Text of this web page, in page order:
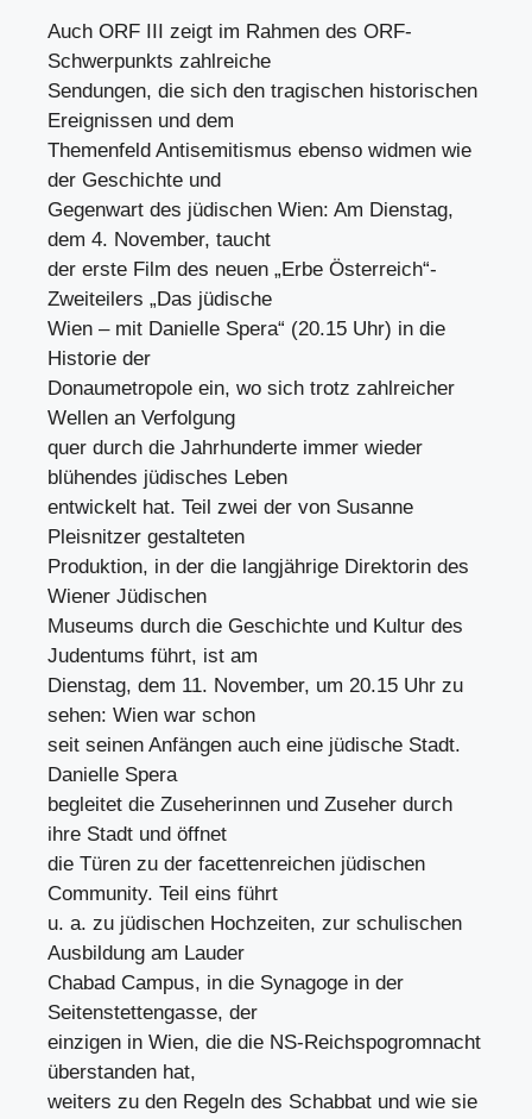
Auch ORF III zeigt im Rahmen des ORF-
Schwerpunkts zahlreiche
Sendungen, die sich den tragischen historischen
Ereignissen und dem
Themenfeld Antisemitismus ebenso widmen wie
der Geschichte und
Gegenwart des jüdischen Wien: Am Dienstag,
dem 4. November, taucht
der erste Film des neuen „Erbe Österreich“-
Zweiteilers „Das jüdische
Wien – mit Danielle Spera“ (20.15 Uhr) in die
Historie der
Donaumetropole ein, wo sich trotz zahlreicher
Wellen an Verfolgung
quer durch die Jahrhunderte immer wieder
blühendes jüdisches Leben
entwickelt hat. Teil zwei der von Susanne
Pleisnitzer gestalteten
Produktion, in der die langjährige Direktorin des
Wiener Jüdischen
Museums durch die Geschichte und Kultur des
Judentums führt, ist am
Dienstag, dem 11. November, um 20.15 Uhr zu
sehen: Wien war schon
seit seinen Anfängen auch eine jüdische Stadt.
Danielle Spera
begleitet die Zuseherinnen und Zuseher durch
ihre Stadt und öffnet
die Türen zu der facettenreichen jüdischen
Community. Teil eins führt
u. a. zu jüdischen Hochzeiten, zur schulischen
Ausbildung am Lauder
Chabad Campus, in die Synagoge in der
Seitenstettengasse, der
einzigen in Wien, die die NS-Reichspogromnacht
überstanden hat,
weiters zu den Regeln des Schabbat und wie sie